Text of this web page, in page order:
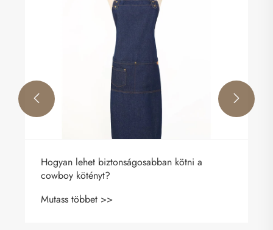
kötni a
Mitől lesz egy hosszú ujjú
 